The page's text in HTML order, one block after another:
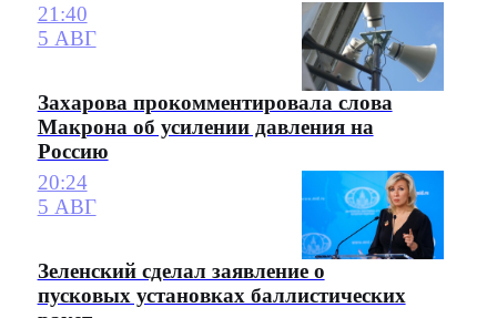
21:40
5 АВГ
Захарова прокомментировала слова
Макрона об усилении давления на
Россию
20:24
5 АВГ
Зеленский сделал заявление о
пусковых установках баллистических